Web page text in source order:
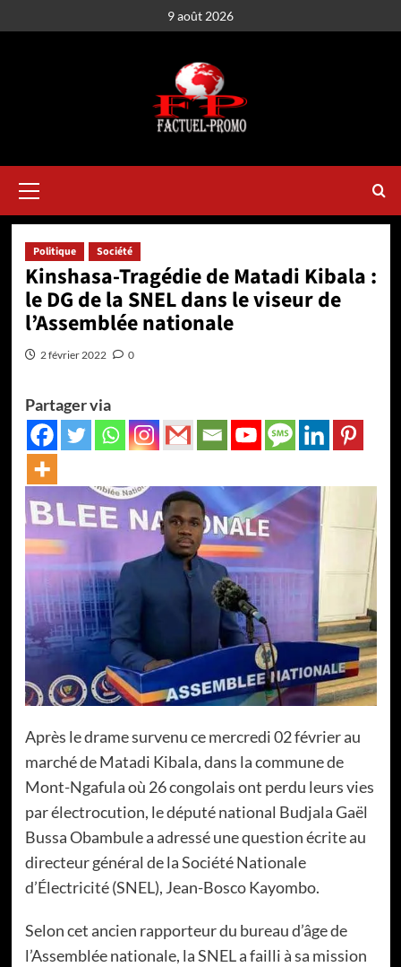
au
9 août 2026
principal
Politique Société
Kinshasa-Tragédie de Matadi Kibala :
le DG de la SNEL dans le viseur de
l’Assemblée nationale
2 février 2022 0
Partager via
Après le drame survenu ce mercredi 02 février au
marché de Matadi Kibala, dans la commune de
Mont-Ngafula où 26 congolais ont perdu leurs vies
par électrocution, le député national Budjala Gaël
Bussa Obambule a adressé une question écrite au
directeur général de la Société Nationale
d’Électricité (SNEL), Jean-Bosco Kayombo.
Selon cet ancien rapporteur du bureau d’âge de
l’Assemblée nationale, la SNEL a failli à sa mission